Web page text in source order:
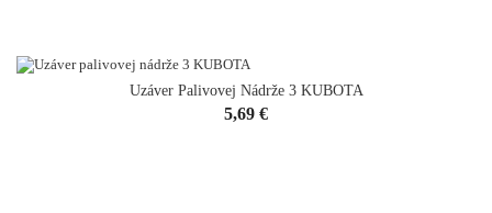
Uzáver Palivovej Nádrže 3 KUBOTA
Cena
5,69 €